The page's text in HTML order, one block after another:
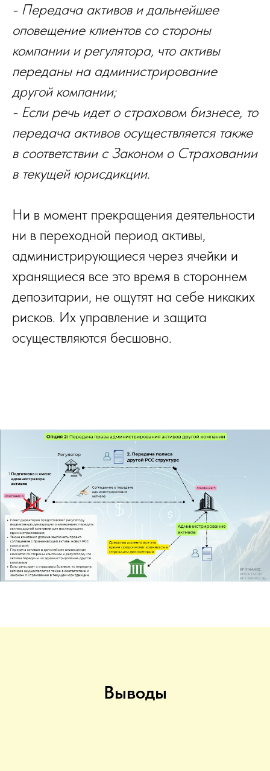
- Передача активов и дальнейшее
оповещение клиентов со стороны
компании и регулятора, что активы
переданы на администрирование
другой компании;
- Если речь идет о страховом бизнесе, то
передача активов осуществляется также
в соответствии с Законом о Страховании
в текущей юрисдикции.
Ни в момент прекращения деятельности
ни в переходной период активы,
администрирующиеся через ячейки и
хранящиеся все это время в стороннем
депозитарии, не ощутят на себе никаких
рисков. Их управление и защита
осуществляются бесшовно.
Выводы